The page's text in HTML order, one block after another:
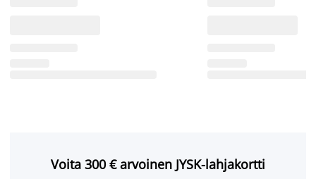
Voita 300 € arvoinen JYSK-lahjakortti